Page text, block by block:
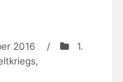
2016 /
1.
,